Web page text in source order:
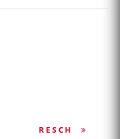
RESCH